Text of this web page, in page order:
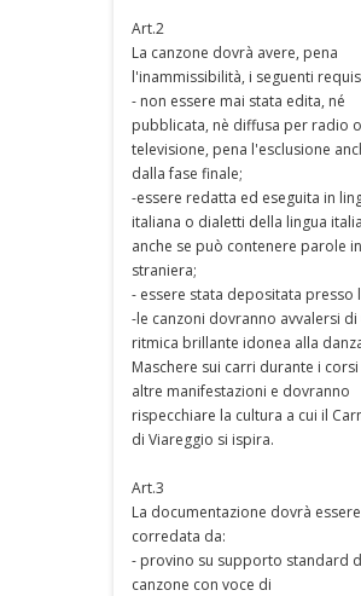
Art.2
La canzone dovrà avere, pena
l'inammissibilità, i seguenti
- non essere mai stata edita, né
pubblicata, nè diffusa per radio o
televisione, pena l'esclusione
dalla fase finale;
-essere redatta ed eseguita in
italiana o dialetti della lingua
anche se può contenere parole
straniera;
- essere stata depositata presso
-le canzoni dovranno avvalersi di
ritmica brillante idonea alla
Maschere sui carri durante i corsi
altre manifestazioni e dovranno
rispecchiare la cultura a cui il
di Viareggio si ispira.
Art.3
La documentazione dovrà essere
corredata da:
- provino su supporto standard
canzone con voce di